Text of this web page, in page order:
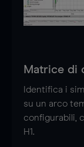
Matrice di
Identifica i
su un arco
configurabili,
H1.